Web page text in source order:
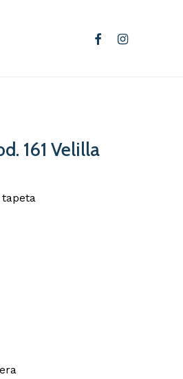
facebookinstagram
161 Velilla
alta
en este navegador para la